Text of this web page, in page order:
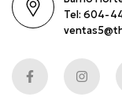
Tel: 604-